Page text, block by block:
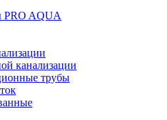
PRO AQUA
канализации
трубы